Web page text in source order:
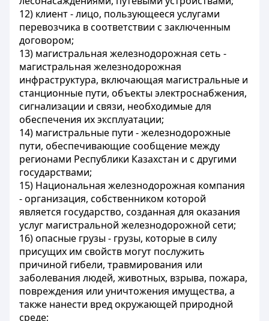
12) клиент- лицо, пользующееся услугами
перевозчика в соответствии с заключенным
договором;
13) магистральная железнодорожная сеть -
магистральная железнодорожная
инфраструктура, включающая магистральные и
станционные пути, объекты электроснабжения,
сигнализации и связи, необходимые для
обеспечения их эксплуатации;
14) магистральные пути - железнодорожные
пути, обеспечивающие сообщение между
регионами Республики Казахстан и с другими
государствами;
15) Национальная железнодорожная компания
- организация, собственником которой
является государство, созданная для оказания
услуг магистральной железнодорожной сети;
16)опасные грузы- грузы, которые в силу
присущих им свойств могут послужить
причиной гибели, травмирования или
заболевания людей, животных, взрыва, пожара,
повреждения или уничтожения имущества, а
также нанести вред окружающей природной
среде;